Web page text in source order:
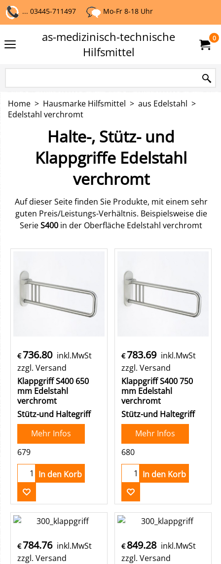
... 03445-711497 Mo-Fr 8-18 Uhr
as-medizinisch-technische
Hilfsmittel
0
Home > Hausmarke Hilfsmittel > aus Edelstahl >
Edelstahl verchromt
Halte-, Stütz- und
Klappgriffe Edelstahl
verchromt
Auf dieser Seite finden Sie Produkte, mit einem sehr
guten Preis/Leistungs-Verhältnis. Beispielsweise die
SerieS400 in der Oberfläche Edelstahl verchromt
€736.80 inkl.MwSt
zzgl. Versand
Klappgriff S400 650
mm Edelstahl
verchromt
Stütz-und Haltegriff
Mehr Infos
679
In den Korb
€783.69 inkl.MwSt
zzgl. Versand
Klappgriff S400 750
mm Edelstahl
verchromt
Stütz-und Haltegriff
Mehr Infos
680
In den Korb
€784.76 inkl.MwSt
zzgl. Versand
€ 849.28 inkl.MwSt
zzgl. Versand